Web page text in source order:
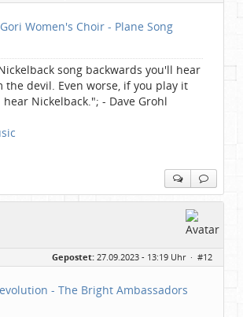
Women's Choir - Plane Song
song backwards you'll hear
the devil. Even worse, if you play it
Nickelback."; - Dave Grohl
Gepostet: 27.09.2023 - 13:19 Uhr · #12
- The Bright Ambassadors